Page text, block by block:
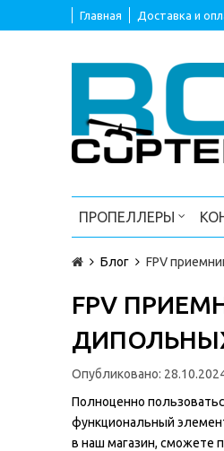
Главная Доставка и
ПРОПЕЛЛЕРЫ
Блог FPV
FPV
Опубликовано:
Полноценно
функциональный
в наш магазин, сможете